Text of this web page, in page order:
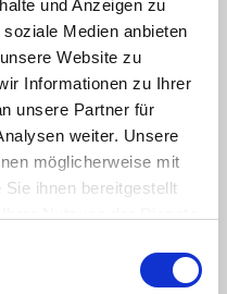
und Anzeigen zu
Medien anbieten
Website zu
Informationen zu Ihrer
unsere Partner für
weiter. Unsere
möglicherweise mit
ihnen bereitgestellt
weiterhin nutzen.